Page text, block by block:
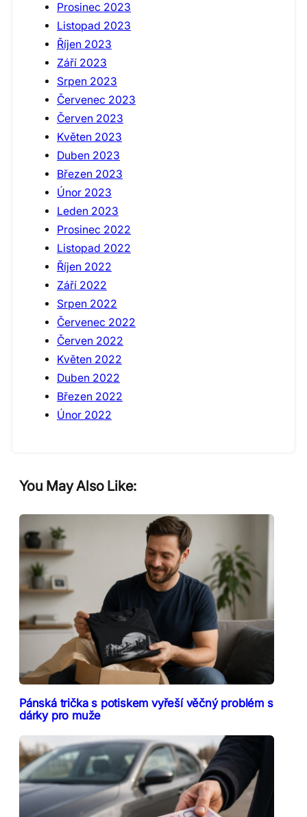
Prosinec 2023
Listopad 2023
Říjen 2023
Září 2023
Srpen 2023
Červenec 2023
Červen 2023
Květen 2023
Duben 2023
Březen 2023
Únor 2023
Leden 2023
Prosinec 2022
Listopad 2022
Říjen 2022
Září 2022
Srpen 2022
Červenec 2022
Červen 2022
Květen 2022
Duben 2022
Březen 2022
Únor 2022
You May Also Like:
Pánská trička s potiskem vyřeší věčný problém s
dárky pro muže